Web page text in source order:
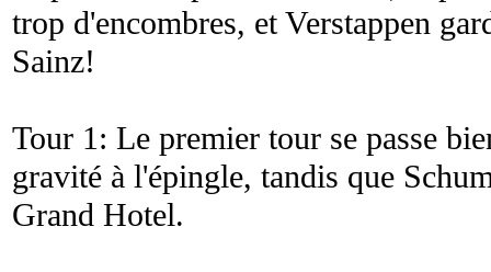
trop d'encombres, et Verstappen
Sainz!
Tour 1: Le premier tour se passe
gravité à l'épingle, tandis que
Grand Hotel.